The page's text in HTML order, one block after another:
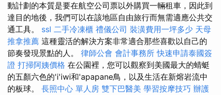
動計劃的本質是要在航空公司票以外購買一輛租車，因此到
達目的地後，我們可以在該地區自由旅行而無需適應公共交
通工具。 ssl 二手冷凍櫃 禮儀公司 裝潢費用一坪多少 天母
推拿推薦 這種靈活的解決方案非常適合那些喜歡以自己的
節奏發現景點的人。 律師公會 會計事務所 快速申請泰國簽
證 打掃阿姨價格 在公園裡，您可以觀察到美國最大的蜻蜓
的五顏六色的'i'iwi和'apapane鳥，以及生活在新熔岩流中
的板球。 長照中心 單人房 雙下巴醫美 學習按摩技巧 辦護